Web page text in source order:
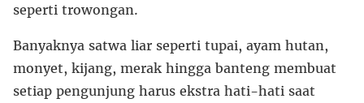
seperti trowongan.
Banyaknya satwa liar seperti tupai, ayam hutan,
monyet, kijang, merak hingga banteng membuat
setiap pengunjung harus ekstra hati-hati saat